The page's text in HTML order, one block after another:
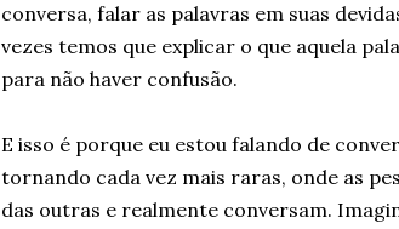
conversa, falar as palavras em suas
vezes temos que explicar o que aquela
para não haver confusão.
E isso é porque eu estou falando de
tornando cada vez mais raras, onde as
das outras e realmente conversam.